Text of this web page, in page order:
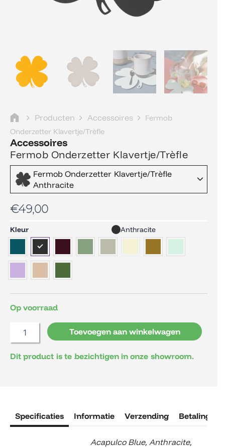
Producten Accessoires
Fermob
Onderzetter Klavertje/Trèfle
Accessoires
Fermob Onderzetter Klavertje/Trèfle
Fermob Onderzetter Klavertje/Trèfle
Anthracite
€49,00
Kleur Anthracite
Op voorraad
Fermob
Onderzetter
Klavertje/Trèfle
Toevoegen aan winkelwagen
Dit product is te bezichtigen in onze showroom.
Specificaties Informatie Verzending Betaling
Acapulco Blue, Anthracite,